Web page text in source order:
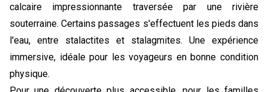
calcaire impressionnante traversée par une rivière
souterraine. Certains passages s'effectuent les pieds dans
l'eau, entre stalactites et stalagmites. Une expérience
immersive, idéale pour les voyageurs en bonne condition
physique.